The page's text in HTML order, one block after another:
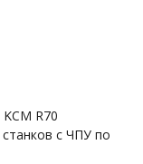
R70
с ЧПУ по